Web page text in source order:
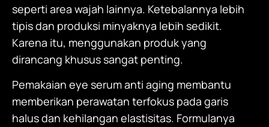
seperti area wajah lainnya. Ketebalannya lebih
tipis dan produksi minyaknya lebih sedikit.
Karena itu, menggunakan produk yang
dirancang khusus sangat penting.
Pemakaian eye serum anti aging membantu
memberikan perawatan terfokus pada garis
halus dan kehilangan elastisitas. Formulanya